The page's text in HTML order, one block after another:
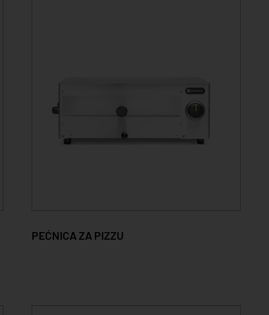
PEĆNICA ZA PIZZU